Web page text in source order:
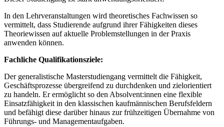
In den Lehrveranstaltungen wird theoretisches Fachwissen so
vermittelt, dass Studierende aufgrund ihrer Fähigkeiten dieses
Theoriewissen auf aktuelle Problemstellungen in der Praxis
anwenden können.
Fachliche Qualifikationsziele:
Der generalistische Masterstudiengang vermittelt die Fähigkeit,
Geschäftsprozesse übergreifend zu durchdenken und zielorientiert
zu handeln. Er ermöglicht so den Absolvent:innen eine flexible
Einsatzfähigkeit in den klassischen kaufmännischen Berufsfeldern
und befähigt diese darüber hinaus zur frühzeitigen Übernahme von
Führungs- und Managementaufgaben.